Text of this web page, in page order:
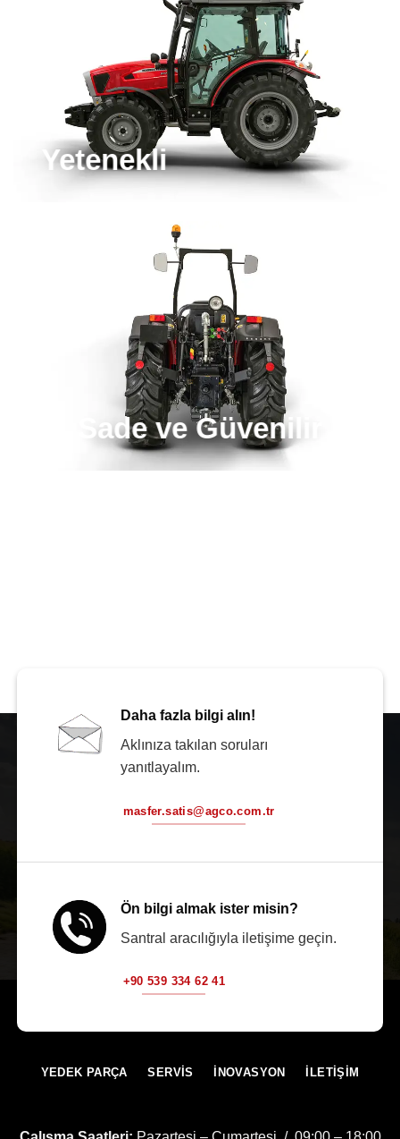
Yetenekli
Sade ve Güvenilir
Daha fazla bilgi alın!
Aklınıza takılan soruları
yanıtlayalım.
masfer.satis@agco.com.tr
Ön bilgi almak ister misin?
Santral aracılığıyla iletişime geçin.
+90 539 334 62 41
YEDEK PARÇA SERVİS İNOVASYON İLETİŞİM